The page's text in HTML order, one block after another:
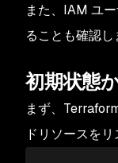
また、IAM ユ
ることも確認し
初期状態
まず、
ドリソースをリ